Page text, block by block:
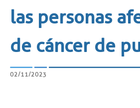
las personas
de cáncer de
02/11/2023